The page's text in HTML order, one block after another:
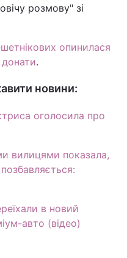
розмову" зі
опинилася
донати.
новини:
оголосила про
вилицями показала,
в новий
авто (відео)